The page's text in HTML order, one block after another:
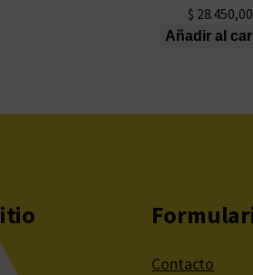
$ 28.450,00
Añadir al
Contacto